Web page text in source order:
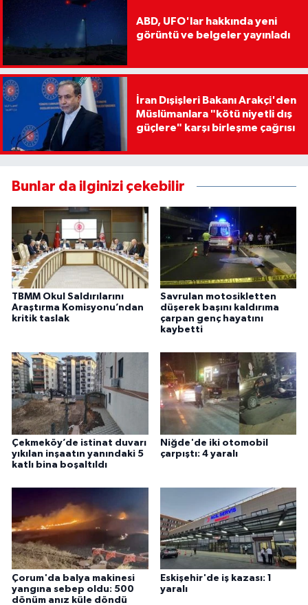
ABD, UFO'lar hakkında yeni
görüntü ve belgeler yayınladı
İran Dışişleri Bakanı Arakçi'den
Müslümanlara "kötü niyetli dış
güçlere" karşı birleşme çağrısı
Bunlar da ilginizi çekebilir
TBMM Okul Saldırılarını
Araştırma Komisyonu’ndan
kritik taslak
Savrulan motosikletten
düşerek başını kaldırıma
çarpan genç hayatını
kaybetti
Çekmeköy’de istinat duvarı
yıkılan inşaatın yanındaki 5
katlı bina boşaltıldı
Niğde'de iki otomobil
çarpıştı: 4 yaralı
Çorum'da balya makinesi
yangına sebep oldu: 500
dönüm anız küle döndü
Eskişehir'de iş kazası: 1
yaralı